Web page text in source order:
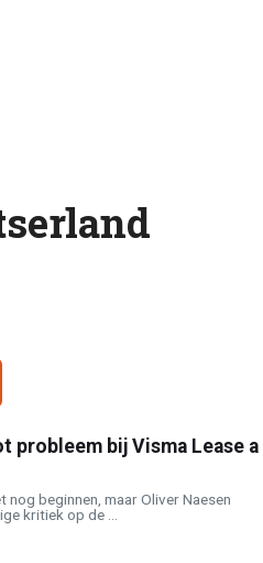
probleem bij Visma Lease
nog beginnen, maar Oliver Naesen
kritiek op de ...